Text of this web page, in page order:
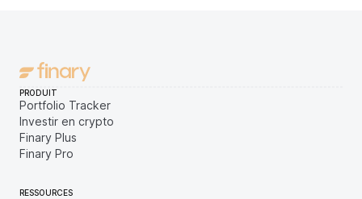
PRODUIT
Portfolio Tracker
Investir en crypto
Finary Plus
Finary Pro
RESSOURCES